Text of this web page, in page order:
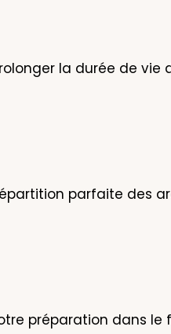
la durée de vie
parfaite des
préparation dans le